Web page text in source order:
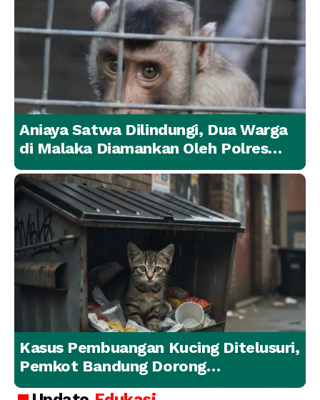
Aniaya Satwa Dilindungi, Dua Warga
di Malaka Diamankan Oleh Polres
Malaka
Kasus Pembuangan Kucing Ditelusuri,
Pemkot Bandung Dorong
Penanganan Hewan yang